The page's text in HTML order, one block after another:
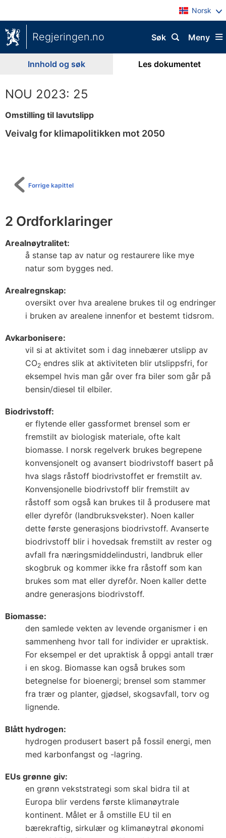
Norsk
Regjeringen.no Meny
Søk
Innhold og søk Les dokumentet
NOU 2023: 25
Omstilling til lavutslipp
Veivalg for klimapolitikken mot 2050
Forrige kapittel
2 Ordforklaringer
Arealnøytralitet:
å stanse tap av natur og restaurere like mye
natur som bygges ned.
Arealregnskap:
oversikt over hva arealene brukes til og endringer
i bruken av arealene innenfor et bestemt tidsrom.
Avkarbonisere:
vil si at aktivitet som i dag innebærer utslipp av
CO2 endres slik at aktiviteten blir utslippsfri, for
eksempel hvis man går over fra biler som går på
bensin/diesel til elbiler.
Biodrivstoff:
er flytende eller gassformet brensel som er
fremstilt av biologisk materiale, ofte kalt
biomasse. I norsk regelverk brukes begrepene
konvensjonelt og avansert biodrivstoff basert på
hva slags råstoff biodrivstoffet er fremstilt av.
Konvensjonelle biodrivstoff blir fremstilt av
råstoff som også kan brukes til å produsere mat
eller dyrefôr (landbruksvekster). Noen kaller
dette første generasjons biodrivstoff. Avanserte
biodrivstoff blir i hovedsak fremstilt av rester og
avfall fra næringsmiddelindustri, landbruk eller
skogbruk og kommer ikke fra råstoff som kan
brukes som mat eller dyrefôr. Noen kaller dette
andre generasjons biodrivstoff.
Biomasse:
den samlede vekten av levende organismer i en
sammenheng hvor tall for individer er upraktisk.
For eksempel er det upraktisk å oppgi antall trær
i en skog. Biomasse kan også brukes som
betegnelse for bioenergi; brensel som stammer
fra trær og planter, gjødsel, skogsavfall, torv og
lignende.
Blått hydrogen:
hydrogen produsert basert på fossil energi, men
med karbonfangst og -lagring.
EUs grønne giv:
en grønn vekststrategi som skal bidra til at
Europa blir verdens første klimanøytrale
kontinent. Målet er å omstille EU til en
bærekraftig, sirkulær og klimanøytral økonomi